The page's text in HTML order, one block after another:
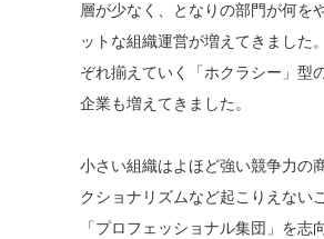
層が少なく、となりの部門が何を
ットな組織運営が増えてきました
ぞれ揃えていく「ホクラシー」型
企業も増えてきました。
小さい組織はよほど強い競争力の
クショナリズムなど起こりえない
「プロフェッショナル集団」を